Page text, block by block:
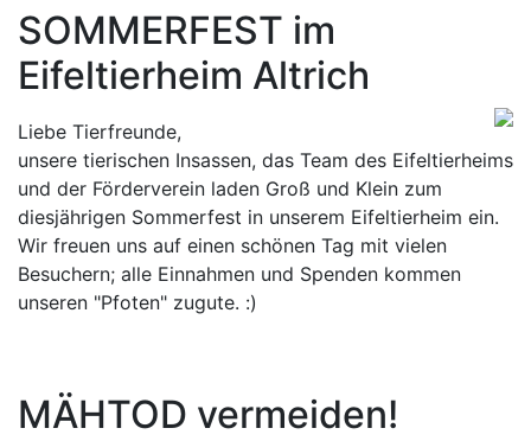
SOMMERFEST im
Eifeltierheim Altrich
Liebe Tierfreunde,
unsere tierischen Insassen, das Team des Eifeltierheims
und der Förderverein laden Groß und Klein zum
diesjährigen Sommerfest in unserem Eifeltierheim ein.
Wir freuen uns auf einen schönen Tag mit vielen
Besuchern; alle Einnahmen und Spenden kommen
unseren "Pfoten" zugute. :)
MÄHTOD vermeiden!